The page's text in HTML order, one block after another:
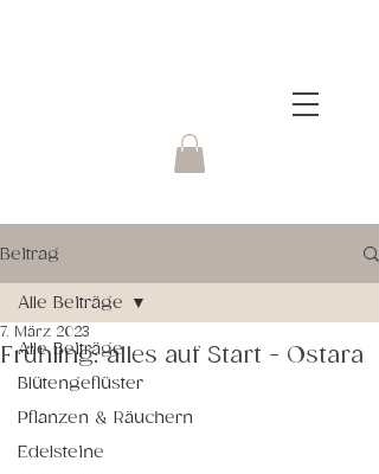
Beitrag
Alle Beiträge
Blütengeflüster
Pflanzen & Räuchern
Edelsteine
Alle Beiträge
Frühling: alles auf Start - Ostara
7. März 2023